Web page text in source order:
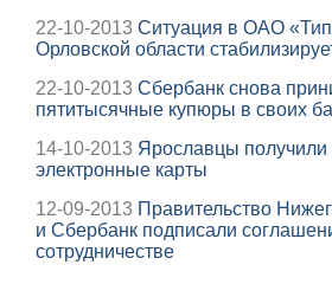
22-10-2013 Ситуация в ОАО
Орловской области
22-10-2013 Сбербанк снова
пятитысячные купюры в своих
14-10-2013 Ярославцы
электронные карты
12-09-2013 Правительство
и Сбербанк подписали
сотрудничестве